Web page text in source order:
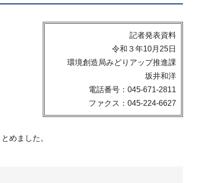
記者発表資料
令和３年10月25日
環境創造局みどりアップ推進課
坂井和洋
電話番号：045-671-2811
ファクス：045-224-6627
めました。